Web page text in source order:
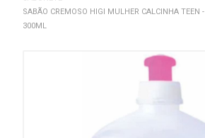
SABÃO CREMOSO HIGI MULHER CALCINHA TEEN -
300ML